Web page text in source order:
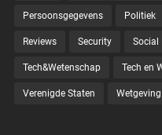
Persoonsgegevens Politiek
Reviews Security Social
Tech&Wetenschap Tech en
Verenigde Staten Wetgeving